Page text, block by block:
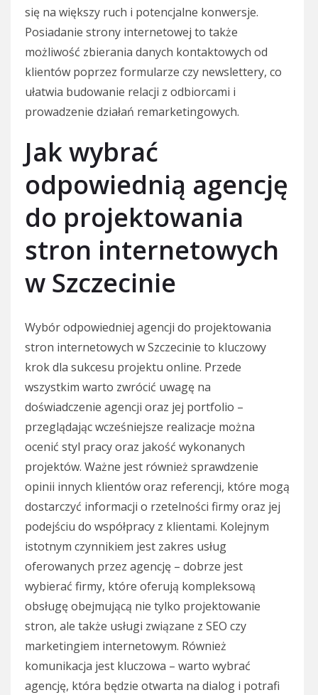
się na większy ruch i potencjalne konwersje.
Posiadanie strony internetowej to także
możliwość zbierania danych kontaktowych od
klientów poprzez formularze czy newslettery, co
ułatwia budowanie relacji z odbiorcami i
prowadzenie działań remarketingowych.
Jak wybrać
odpowiednią agencję
do projektowania
stron internetowych
w Szczecinie
Wybór odpowiedniej agencji do projektowania
stron internetowych w Szczecinie to kluczowy
krok dla sukcesu projektu online. Przede
wszystkim warto zwrócić uwagę na
doświadczenie agencji oraz jej portfolio –
przeglądając wcześniejsze realizacje można
ocenić styl pracy oraz jakość wykonanych
projektów. Ważne jest również sprawdzenie
opinii innych klientów oraz referencji, które mogą
dostarczyć informacji o rzetelności firmy oraz jej
podejściu do współpracy z klientami. Kolejnym
istotnym czynnikiem jest zakres usług
oferowanych przez agencję – dobrze jest
wybierać firmy, które oferują kompleksową
obsługę obejmującą nie tylko projektowanie
stron, ale także usługi związane z SEO czy
marketingiem internetowym. Również
komunikacja jest kluczowa – warto wybrać
agencję, która będzie otwarta na dialog i potrafi